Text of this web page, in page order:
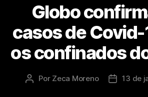
Globo
casos de
os confinados
Por Zeca Moreno 13 de